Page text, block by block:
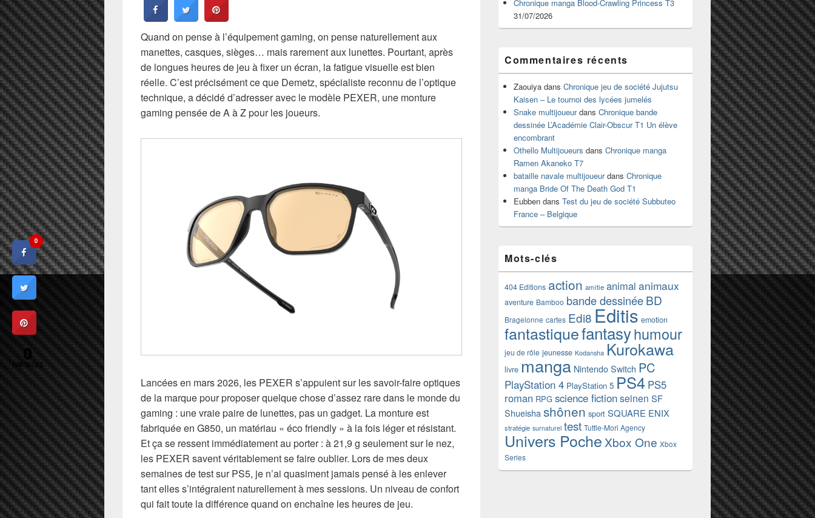
Quand on pense à l’équipement gaming, on pense naturellement aux
manettes, casques, sièges… mais rarement aux lunettes. Pourtant, après
de longues heures de jeu à fixer un écran, la fatigue visuelle est bien
réelle. C’est précisément ce que Demetz, spécialiste reconnu de l’optique
technique, a décidé d’adresser avec le modèle PEXER, une monture
gaming pensée de A à Z pour les joueurs.
Lancées en mars 2026, les PEXER s’appuient sur les savoir-faire optiques
de la marque pour proposer quelque chose d’assez rare dans le monde du
gaming : une vraie paire de lunettes, pas un gadget. La monture est
fabriquée en G850, un matériau « éco friendly » à la fois léger et résistant.
Et ça se ressent immédiatement au porter : à 21,9 g seulement sur le nez,
les PEXER savent véritablement se faire oublier. Lors de mes deux
semaines de test sur PS5, je n’ai quasiment jamais pensé à les enlever
tant elles s’intégraient naturellement à mes sessions. Un niveau de confort
qui fait toute la différence quand on enchaîne les heures de jeu.
Chronique manga Blood-Crawling Princess T3
31/07/2026
Commentaires récents
Zaouiya dans Chronique jeu de société Jujutsu
Kaisen – Le tournoi des lycées jumelés
Snake multijoueurdans Chronique bande
dessinée L’Académie Clair-Obscur T1 Un élève
encombrant
Othello Multijoueurs dans Chronique manga
Ramen Akaneko T7
bataille navale multijoueurdans Chronique
manga Bride Of The Death God T1
Eubben dans Test du jeu de société Subbuteo
France – Belgique
Mots-clés
404 Editions action amitie animal animaux
aventure Bamboo bande dessinéeBD
Bragelonne cartes Edi8 Editis emotion
fantastiquefantasyhumour
jeu de rôle jeunesse Kodansha Kurokawa
livre manga Nintendo Switch PC
PlayStation 4 PlayStation 5 PS4 PS5
roman RPG science fictionseinen SF
Shueisha shônen sport SQUARE ENIX
stratégie surnaturel test Tuttle-Mori Agency
Univers Poche Xbox One Xbox
Series
0
0
PARTAGES